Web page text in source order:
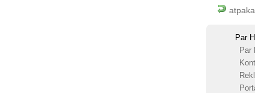
Par
Par